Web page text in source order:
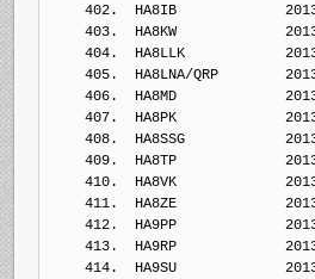
402.  HA8IB
403.  HA8KW
404.  HA8LLK
405.  HA8LNA/QRP
406.  HA8MD
407.  HA8PK
408.  HA8SSG
409.  HA8TP
410.  HA8VK
411.  HA8ZE
412.  HA9PP
413.  HA9RP
414.  HA9SU